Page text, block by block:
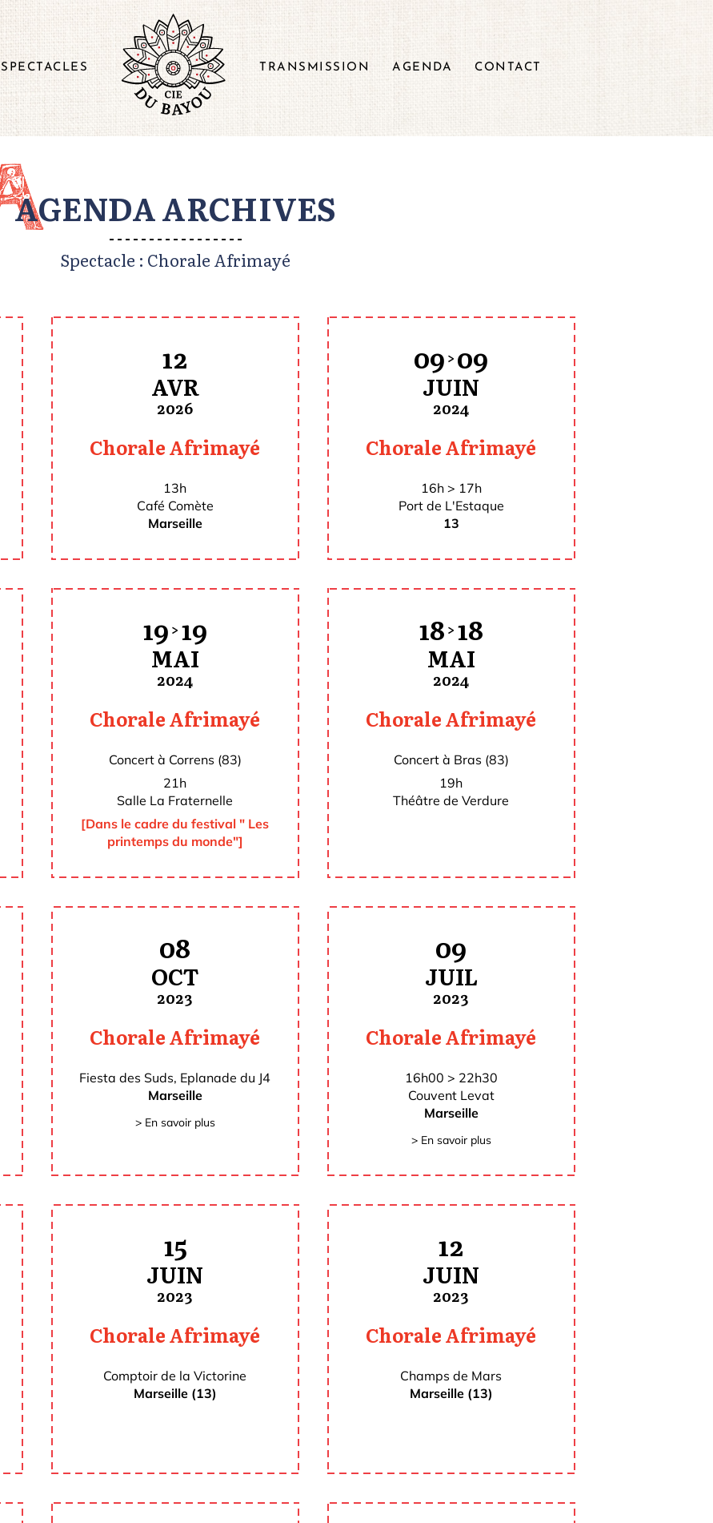
SPECTACLES TRANSMISSION AGENDA CONTACT
AGENDA ARCHIVES
Spectacle : Chorale Afrimayé
12
AVR
2026
Chorale Afrimayé
13h
Café Comète
Marseille
09 > 09
JUIN
2024
Chorale Afrimayé
16h > 17h
Port de L'Estaque
13
19 > 19
MAI
2024
Chorale Afrimayé
Concert à Correns (83)
21h
Salle La Fraternelle
[Dans le cadre du festival " Les
printemps du monde"]
18 > 18
MAI
2024
Chorale Afrimayé
Concert à Bras (83)
19h
Théâtre de Verdure
08
OCT
2023
Chorale Afrimayé
Fiesta des Suds, Eplanade du J4
Marseille
> En savoir plus
09
JUIL
2023
Chorale Afrimayé
16h00 > 22h30
Couvent Levat
Marseille
> En savoir plus
15
JUIN
2023
Chorale Afrimayé
Comptoir de la Victorine
Marseille (13)
12
JUIN
2023
Chorale Afrimayé
Champs de Mars
Marseille (13)